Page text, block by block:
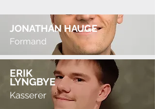
JONATHAN HAUGE
Formand
ERIK
LYNGBYE
Kasserer